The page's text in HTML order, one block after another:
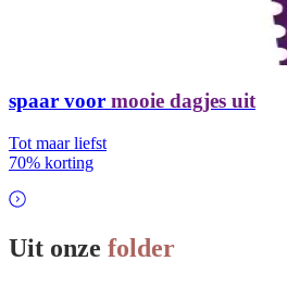
spaar voor mooie dagjes uit
Tot maar liefst
70% korting
Uit onze folder